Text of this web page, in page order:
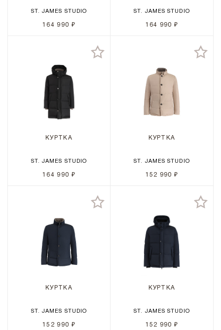
ST. JAMES STUDIO
164 990 ₽
ST. JAMES STUDIO
164 990 ₽
КУРТКА
ST. JAMES STUDIO
164 990 ₽
КУРТКА
ST. JAMES STUDIO
152 990 ₽
КУРТКА
ST. JAMES STUDIO
152 990 ₽
КУРТКА
ST. JAMES STUDIO
152 990 ₽